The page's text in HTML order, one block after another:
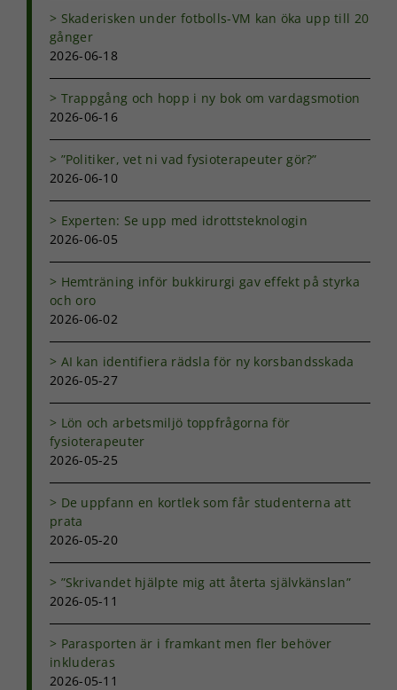
Skaderisken under fotbolls-VM kan öka upp till 20
gånger
2026-06-18
Trappgång och hopp i ny bok om vardagsmotion
2026-06-16
”Politiker, vet ni vad fysioterapeuter gör?”
2026-06-10
Experten: Se upp med idrottsteknologin
2026-06-05
Hemträning inför bukkirurgi gav effekt på styrka
och oro
2026-06-02
AI kan identifiera rädsla för ny korsbandsskada
2026-05-27
Lön och arbetsmiljö toppfrågorna för
fysioterapeuter
2026-05-25
De uppfann en kortlek som får studenterna att
prata
2026-05-20
”Skrivandet hjälpte mig att återta självkänslan”
2026-05-11
Parasporten är i framkant men fler behöver
inkluderas
2026-05-11
Nödvändiga
Dessa kakor
att hemsidan
över huvud
förbättra